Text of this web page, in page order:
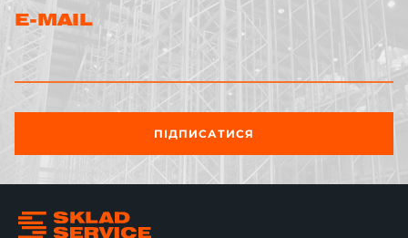
E-MAIL
ПІДПИСАТИСЯ